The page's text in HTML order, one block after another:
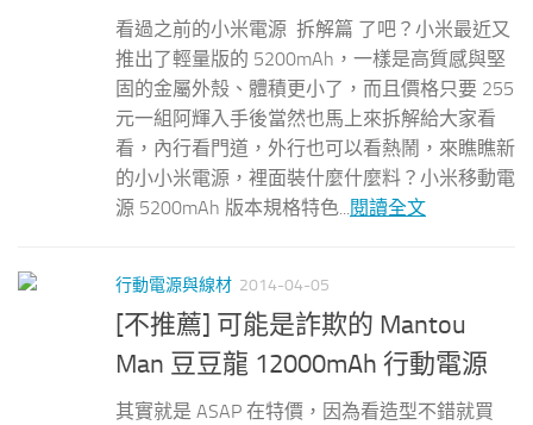
看過之前的小米電源 拆解篇 了吧？小米最近又
推出了輕量版的 5200mAh，一樣是高質感與堅
固的金屬外殼、體積更小了，而且價格只要 255
元一組阿輝入手後當然也馬上來拆解給大家看
看，內行看門道，外行也可以看熱鬧，來瞧瞧新
的小小米電源，裡面裝什麼什麼料？小米移動電
源 5200mAh 版本規格特色...閱讀全文
行動電源與線材 2014-04-05
[不推薦] 可能是詐欺的 Mantou
Man 豆豆龍 12000mAh 行動電源
其實就是 ASAP 在特價，因為看造型不錯就買